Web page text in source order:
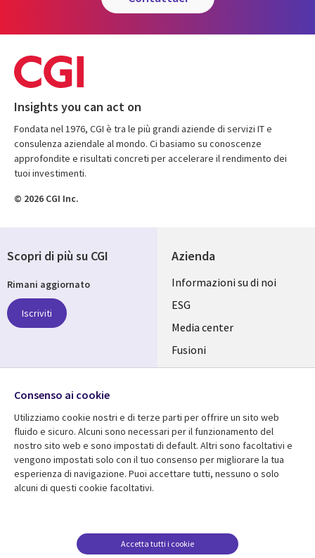
Insights you can act on
Fondata nel 1976, CGI è tra le più grandi aziende di servizi IT e
consulenza aziendale al mondo. Ci basiamo su conoscenze
approfondite e risultati concreti per accelerare il rendimento dei
tuoi investimenti.
© 2026 CGI Inc.
Azienda
Useful
links
ITALY
IT
Informazioni su di noi
ESG
Media center
Fusioni
Investitori
Centro risorse
Library
Articles
Aiuto
IT
Avviso legale
Scopri di più su CGI
Rimani aggiornato
Iscriviti
Consenso ai cookie
Utilizziamo cookie nostri e di terze parti per offrire un sito web
fluido e sicuro. Alcuni sono necessari per il funzionamento del
nostro sito web e sono impostati di default. Altri sono facoltativi e
vengono impostati solo con il tuo consenso per migliorare la tua
esperienza di navigazione. Puoi accettare tutti, nessuno o solo
alcuni di questi cookie facoltativi.
Accetta tutti i cookie